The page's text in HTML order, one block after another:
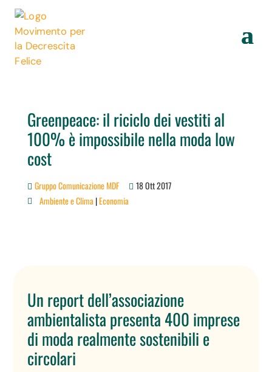
Greenpeace: il riciclo dei vestiti al
100% è impossibile nella moda low
cost
Gruppo Comunicazione MDF 18 Ott 2017
 Ambiente e Clima |Economia
Un report dell’associazione
ambientalista presenta 400 imprese
di moda realmente sostenibili e
circolari